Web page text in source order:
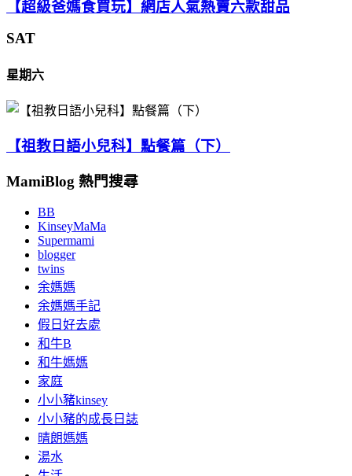
【超級爸媽食買玩】網店人氣熱賣六款甜品
SAT
星期六
【祖教日語小兒科】點餐篇（下）
MamiBlog 熱門搜尋
BB
KinseyMaMa
Supermami
blogger
twins
余媽媽
余媽媽手記
假日好去處
和牛B
和牛媽媽
家庭
小小豬kinsey
小小豬的成長日誌
晴朗媽媽
湯水